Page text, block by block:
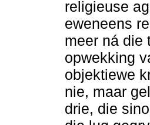
religieuse
eweneens
meer ná die
opwekking
objektiewe
nie, maar
drie, die